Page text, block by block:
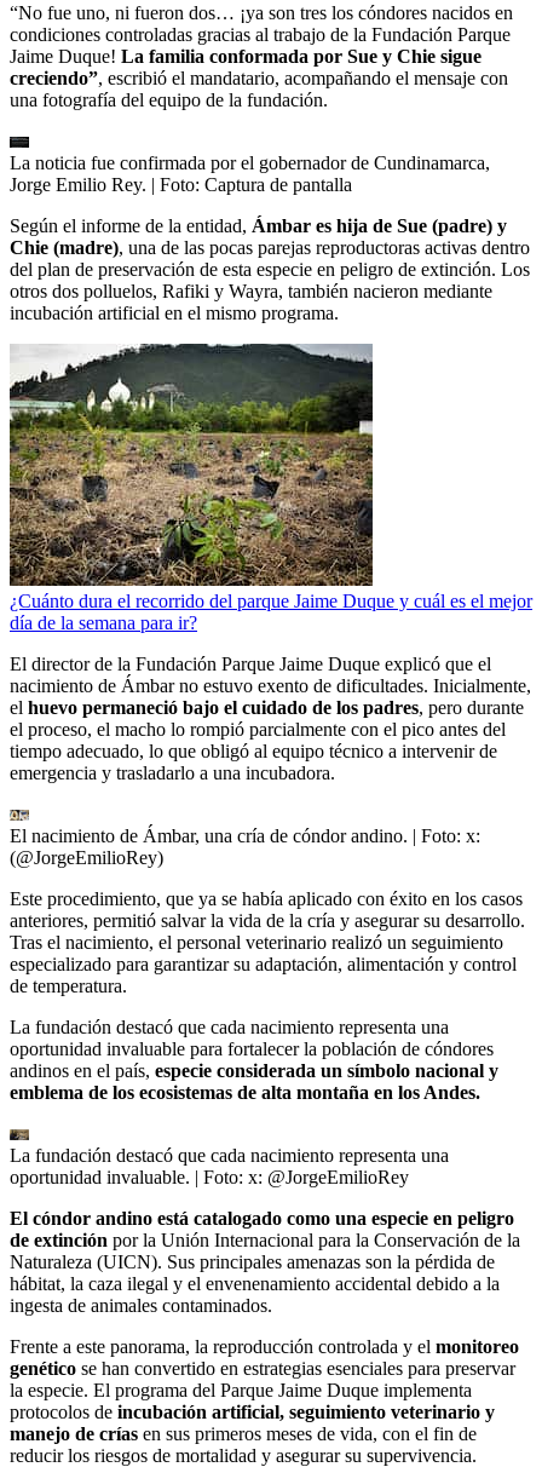
“No fue uno, ni fueron dos… ¡ya son tres los cóndores nacidos en
condiciones controladas gracias al trabajo de la Fundación Parque
Jaime Duque! La familia conformada por Sue y Chie sigue
creciendo”, escribió el mandatario, acompañando el mensaje con
una fotografía del equipo de la fundación.
La noticia fue confirmada por el gobernador de Cundinamarca,
Jorge Emilio Rey. | Foto: Captura de pantalla
Según el informe de la entidad, Ámbar es hija de Sue (padre) y
Chie (madre), una de las pocas parejas reproductoras activas dentro
del plan de preservación de esta especie en peligro de extinción. Los
otros dos polluelos, Rafiki y Wayra, también nacieron mediante
incubación artificial en el mismo programa.
¿Cuánto dura el recorrido del parque Jaime Duque y cuál es el mejor
día de la semana para ir?
El director de la Fundación Parque Jaime Duque explicó que el
nacimiento de Ámbar no estuvo exento de dificultades. Inicialmente,
el huevo permaneció bajo el cuidado de los padres, pero durante
el proceso, el macho lo rompió parcialmente con el pico antes del
tiempo adecuado, lo que obligó al equipo técnico a intervenir de
emergencia y trasladarlo a una incubadora.
El nacimiento de Ámbar, una cría de cóndor andino. | Foto: x:
(@JorgeEmilioRey)
Este procedimiento, que ya se había aplicado con éxito en los casos
anteriores, permitió salvar la vida de la cría y asegurar su desarrollo.
Tras el nacimiento, el personal veterinario realizó un seguimiento
especializado para garantizar su adaptación, alimentación y control
de temperatura.
La fundación destacó que cada nacimiento representa una
oportunidad invaluable para fortalecer la población de cóndores
andinos en el país, especie considerada un símbolo nacional y
emblema de los ecosistemas de alta montaña en los Andes.
La fundación destacó que cada nacimiento representa una
oportunidad invaluable. | Foto: x: @JorgeEmilioRey
El cóndor andino está catalogado como una especie en peligro
de extinción por la Unión Internacional para la Conservación de la
Naturaleza (UICN). Sus principales amenazas son la pérdida de
hábitat, la caza ilegal y el envenenamiento accidental debido a la
ingesta de animales contaminados.
Frente a este panorama, la reproducción controlada y el monitoreo
genético se han convertido en estrategias esenciales para preservar
la especie. El programa del Parque Jaime Duque implementa
protocolos de incubación artificial, seguimiento veterinario y
manejo de crías en sus primeros meses de vida, con el fin de
reducir los riesgos de mortalidad y asegurar su supervivencia.